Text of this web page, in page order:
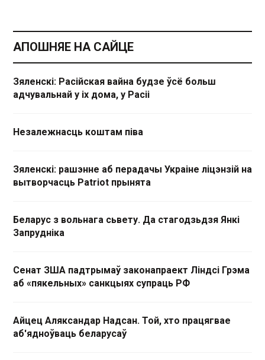
АПОШНЯЕ НА САЙЦЕ
Зяленскі: Расійская вайна будзе ўсё больш
адчувальнай у іх дома, у Расіі
Незалежнасць коштам піва
Зяленскі: рашэнне аб перадачы Украіне ліцэнзій на
вытворчасць Patriot прынята
Беларус з вольнага сьвету. Да стагодзьдзя Янкі
Запрудніка
Сенат ЗША падтрымаў законапраект Ліндсі Грэма
аб «пякельных» санкцыях супраць РФ
Айцец Аляксандар Надсан. Той, хто працягвае
аб'ядноўваць беларусаў